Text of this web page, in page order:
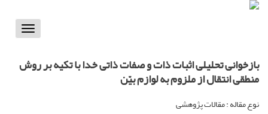
Toggle
بازخوانی تحلیلی اثبات ذات و صفات ذاتی خدا با تکیه بر روش
منطقی انتقال از ملزوم به لوازم بیّن
نوع مقاله : مقالات پژوهشی